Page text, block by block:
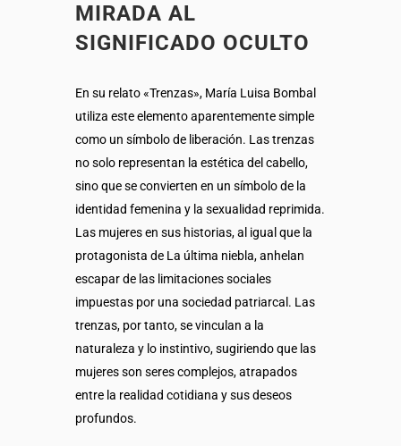
MIRADA AL
SIGNIFICADO OCULTO
En su relato «Trenzas», María Luisa Bombal
utiliza este elemento aparentemente simple
como un símbolo de liberación. Las trenzas
no solo representan la estética del cabello,
sino que se convierten en un símbolo de la
identidad femenina y la sexualidad reprimida.
Las mujeres en sus historias, al igual que la
protagonista de La última niebla, anhelan
escapar de las limitaciones sociales
impuestas por una sociedad patriarcal. Las
trenzas, por tanto, se vinculan a la
naturaleza y lo instintivo, sugiriendo que las
mujeres son seres complejos, atrapados
entre la realidad cotidiana y sus deseos
profundos.